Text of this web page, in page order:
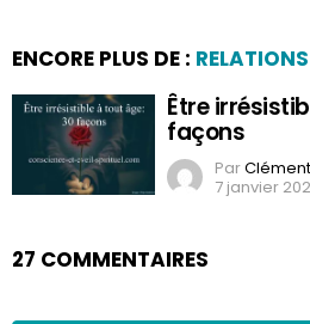
ENCORE PLUS DE :
Être
façons
Par
7 janvier
27 COMMENTAIRES